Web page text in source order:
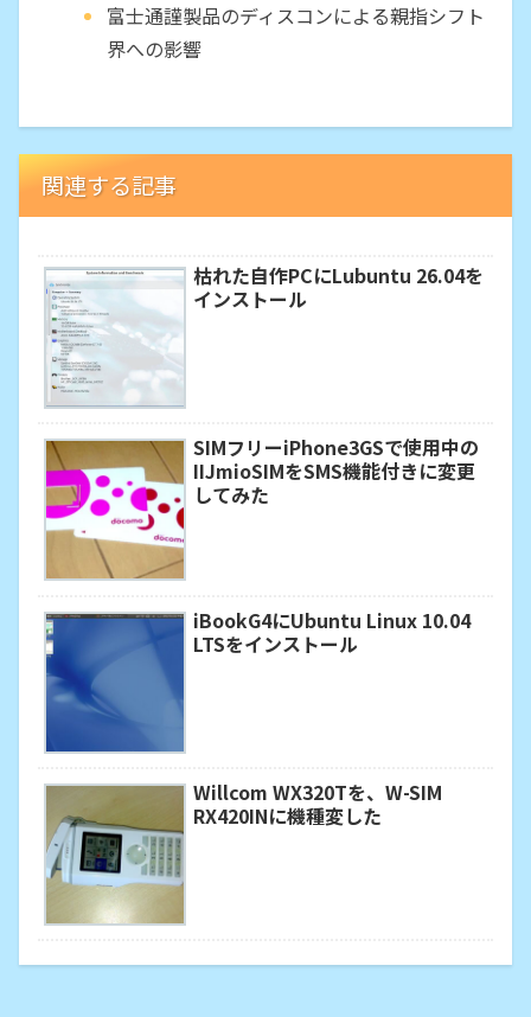
富士通謹製品のディスコンによる親指シフト
界への影響
関連する記事
枯れた自作PCにLubuntu 26.04を
インストール
SIMフリーiPhone3GSで使用中の
IIJmioSIMをSMS機能付きに変更
してみた
iBookG4にUbuntu Linux 10.04
LTSをインストール
Willcom WX320Tを、W-SIM
RX420INに機種変した